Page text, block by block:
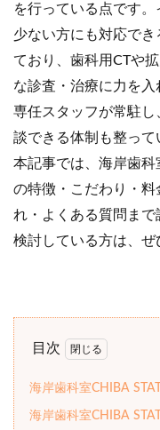
を行っている点です
少ない方にも対応で
ており、歯科用CTや
な診査・治療に力を
専任スタッフが常駐
談できる体制も整って
本記事では、海岸歯科
の特徴・こだわり・
れ・よくある質問ま
検討している方は、ぜ
目次
海岸歯科室CHIBA
海岸歯科室CHIBA